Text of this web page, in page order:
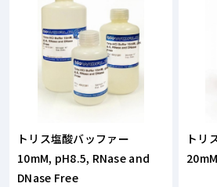
トリス塩酸バッファー
10mM, pH8.5, RNase and
DNase Free
トリ